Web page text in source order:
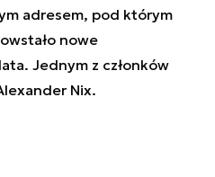
adresem, pod którym
nowe
Jednym z członków
Nix.